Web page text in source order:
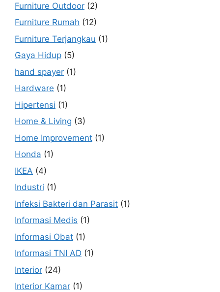
Furniture Outdoor (2)
Furniture Rumah (12)
Furniture Terjangkau (1)
Gaya Hidup (5)
hand spayer (1)
Hardware (1)
Hipertensi (1)
Home & Living (3)
Home Improvement (1)
Honda (1)
IKEA (4)
Industri (1)
Infeksi Bakteri dan Parasit (1)
Informasi Medis (1)
Informasi Obat (1)
Informasi TNI AD (1)
Interior (24)
Interior Kamar (1)